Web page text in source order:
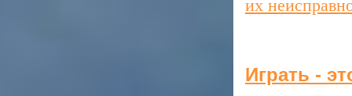
их
Играть -